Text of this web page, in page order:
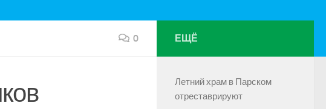
0 ЕЩЁ
Летний храм в Парском
отреставрируют